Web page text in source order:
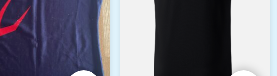
Optionen
Produktseite
gewählt